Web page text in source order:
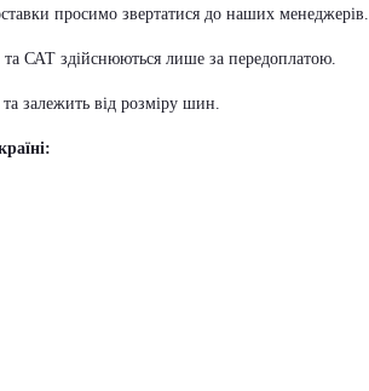
просимо звертатися до наших менеджерів.
САТ здійснюються лише за передоплатою.
та залежить від розміру шин.